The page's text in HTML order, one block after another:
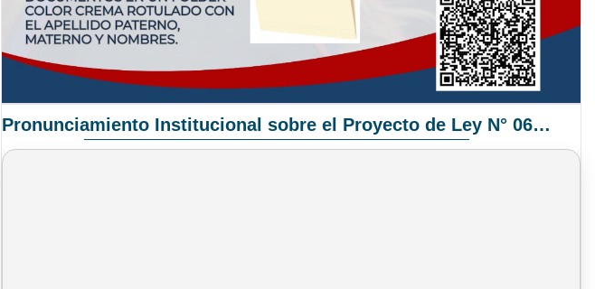
Pronunciamiento Institucional sobre el Proyecto de Ley N° 068/2025-2026 C.S.